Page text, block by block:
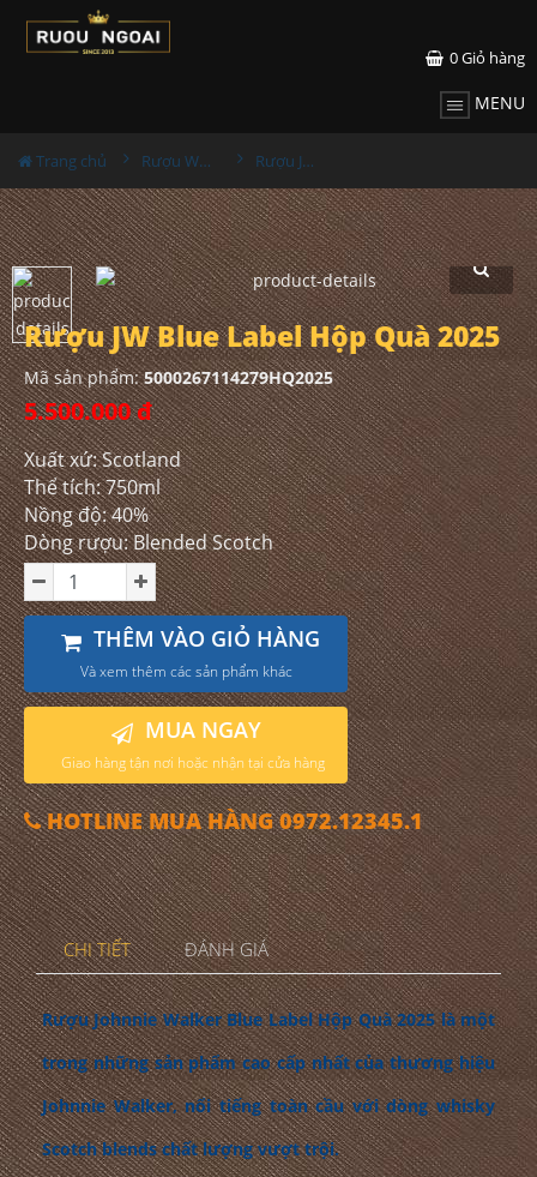
0Giỏ hàng
MENU
Trang chủ Rượu Whisky Rượu JW Blue Label Hộp Quà 2025
Rượu JW Blue Label Hộp Quà 2025
Mã sản phẩm:5000267114279HQ2025
5.500.000 đ
Xuất xứ: Scotland
Thể tích: 750ml
Nồng độ: 40%
Dòng rượu: Blended Scotch
THÊM VÀO GIỎ HÀNG
Và xem thêm các sản phẩm khác
MUA NGAY
Giao hàng tận nơi hoặc nhận tại cửa hàng
HOTLINE MUA HÀNG 0972.12345.1
CHI TIẾT ĐÁNH GIÁ
Rượu Johnnie Walker Blue Label Hộp Quà 2025 là một
trong những sản phẩm cao cấp nhất của thương hiệu
Johnnie Walker, nổi tiếng toàn cầu với dòng whisky
Scotch blends chất lượng vượt trội.